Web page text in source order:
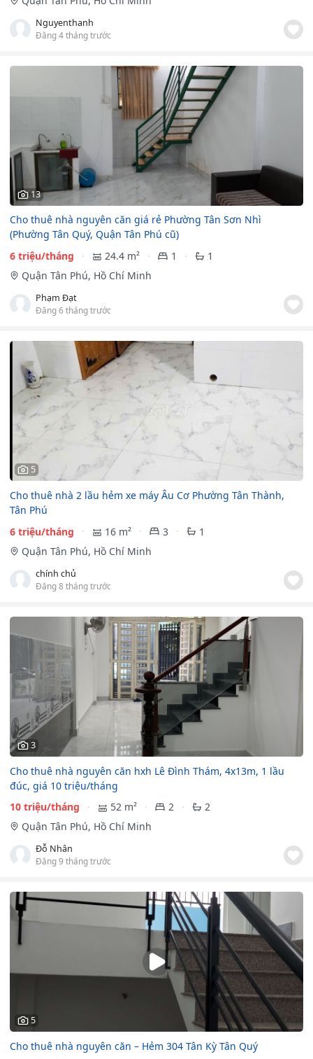
Nguyenthanh
Đăng 4 tháng trước
13
Cho thuê nhà nguyên căn giá rẻ Phường Tân Sơn Nhì
(Phường Tân Quý, Quận Tân Phú cũ)
6 triệu/tháng
24.4 m² 1
1
Quận Tân Phú, Hồ Chí Minh
Phạm Đạt
Đăng 6 tháng trước
5
Cho thuê nhà 2 lầu hẻm xe máy Âu Cơ Phường Tân Thành,
Tân Phú
6 triệu/tháng
16 m² 3
1
Quận Tân Phú, Hồ Chí Minh
chính chủ
Đăng 8 tháng trước
3
Cho thuê nhà nguyên căn hxh Lê Đình Thám, 4x13m, 1 lầu
đúc, giá 10 triệu/tháng
10 triệu/tháng
52 m² 2
2
Quận Tân Phú, Hồ Chí Minh
Đỗ Nhân
Đăng 9 tháng trước
5
Cho thuê nhà nguyên căn – Hẻm 304 Tân Kỳ Tân Quý